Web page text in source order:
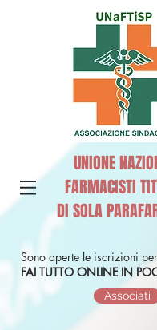
UNIONE
FARMACISTI
DI SOLA
Sono aperte le iscrizioni
FAI TUTTO ONLINE IN
Associati